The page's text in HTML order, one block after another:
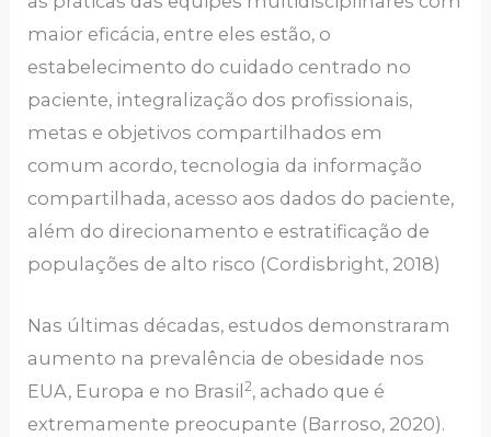
maior eficácia, entre eles estão, o
estabelecimento do cuidado centrado no
paciente, integralização dos profissionais,
metas e objetivos compartilhados em
comum acordo, tecnologia da informação
compartilhada, acesso aos dados do paciente,
além do direcionamento e estratificação de
populações de alto risco (Cordisbright, 2018)
Nas últimas décadas, estudos demonstraram
aumento na prevalência de obesidade nos
EUA, Europa e no Brasil2, achado que é
extremamente preocupante (Barroso, 2020).